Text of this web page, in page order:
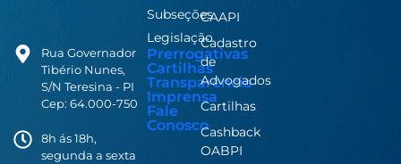
Rua Governador
Tibério Nunes,
S/N Teresina - PI
Cep: 64.000-750
8h ás 18h,
segunda a sexta
Subseções
Legislação
Prerrogativas
Cartilhas
Transparência
Imprensa
Fale
Conosco
CAAPI
Cadastro
de
Advogados
Cartilhas
Cashback
OABPI